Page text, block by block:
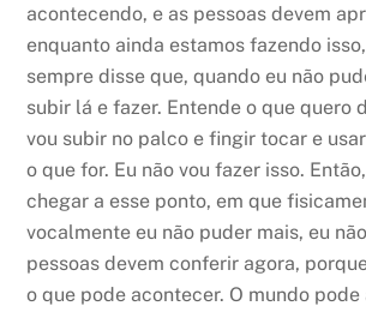
acontecendo, e as pessoas devem
enquanto ainda estamos fazendo
sempre disse que, quando eu não
subir lá e fazer. Entende o que quero
vou subir no palco e fingir tocar e
o que for. Eu não vou fazer isso.
chegar a esse ponto, em que
vocalmente eu não puder mais, eu
pessoas devem conferir agora,
o que pode acontecer. O mundo pode